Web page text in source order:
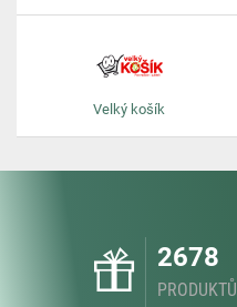
Velký košík
2678
PRODUKTŮ